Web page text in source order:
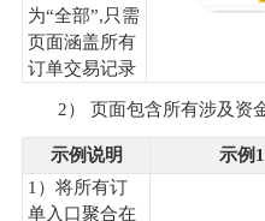
为“全部”,只需
页面涵盖所有
订单交易记录
2） 页面包含所有涉及资
示例说明 示例1
1）将所有订
单入口聚合在